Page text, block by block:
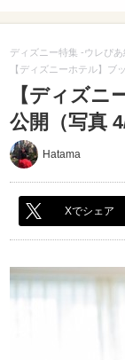
ディズニー特集 -ウレぴあ
【ディズニーホテル】ブ
【ディズニ
公開（写真 4/
Hatama
Xでシェア